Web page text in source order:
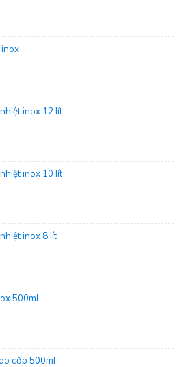
inox
inox 12 lít
inox 10 lít
inox 8 lít
500ml
cấp 500ml